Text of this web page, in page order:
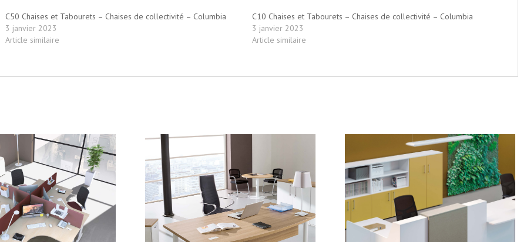
C50 Chaises et Tabourets – Chaises de collectivité – Columbia
3 janvier 2023
Article similaire
C10 Chaises et Tabourets – Chaises de collectivité – Columbia
3 janvier 2023
Article similaire